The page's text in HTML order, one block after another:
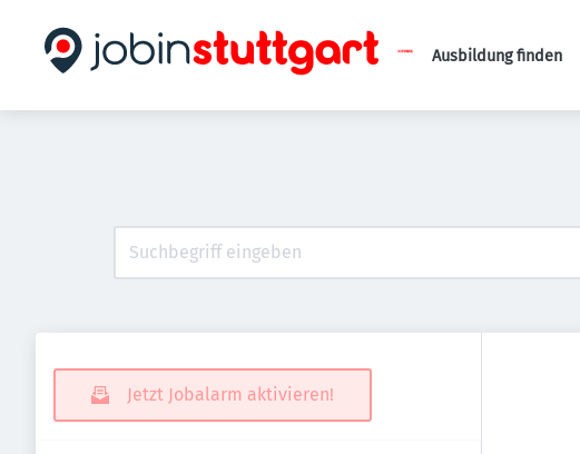
Ausbildung finden
Jetzt Jobalarm aktivieren!